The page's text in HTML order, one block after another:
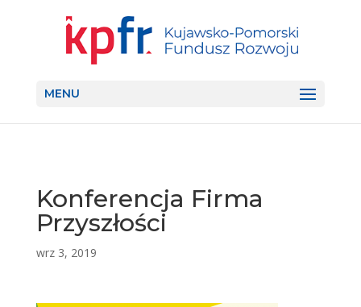
MENU
Konferencja Firma
Przyszłości
wrz 3, 2019